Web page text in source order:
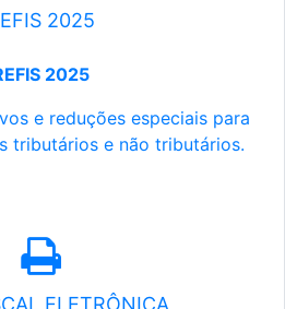
2025
2025
e reduções especiais para
tributários e não tributários.
ELETRÔNICA